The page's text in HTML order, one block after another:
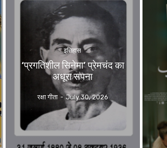
इतिहास
‘प्रगतिशील सिनेमा’ प्रेमचंद का
अधूरा सपना
रक्षा गीता - July 30, 2026